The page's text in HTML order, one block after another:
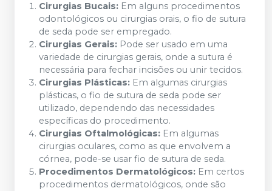
Cirurgias Bucais: Em alguns procedimentos
odontológicos ou cirurgias orais, o fio de sutura
de seda pode ser empregado.
Cirurgias Gerais: Pode ser usado em uma
variedade de cirurgias gerais, onde a sutura é
necessária para fechar incisões ou unir tecidos.
Cirurgias Plásticas: Em algumas cirurgias
plásticas, o fio de sutura de seda pode ser
utilizado, dependendo das necessidades
específicas do procedimento.
Cirurgias Oftalmológicas: Em algumas
cirurgias oculares, como as que envolvem a
córnea, pode-se usar fio de sutura de seda.
Procedimentos Dermatológicos: Em certos
procedimentos dermatológicos, onde são